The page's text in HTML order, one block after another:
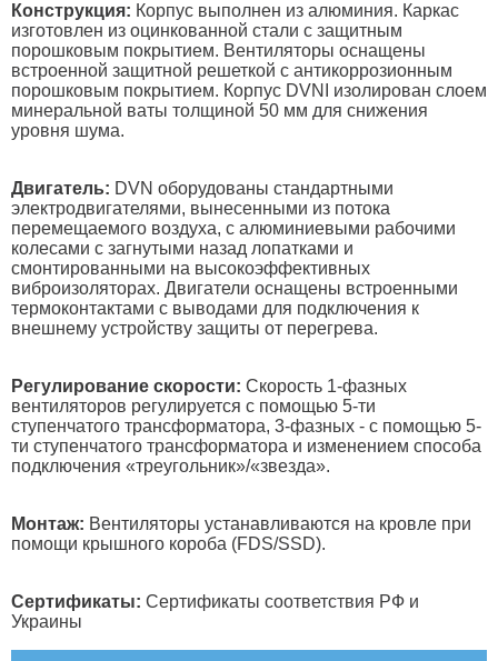
Конструкция: Корпус выполнен из алюминия. Каркас
изготовлен из оцинкованной стали с защитным
порошковым покрытием. Вентиляторы оснащены
встроенной защитной решеткой с антикоррозионным
порошковым покрытием. Корпус DVNI изолирован слоем
минеральной ваты толщиной 50 мм для снижения
уровня шума.
Двигатель: DVN оборудованы стандартными
электродвигателями, вынесенными из потока
перемещаемого воздуха, с алюминиевыми рабочими
колесами с загнутыми назад лопатками и
смонтированными на высокоэффективных
виброизоляторах. Двигатели оснащены встроенными
термоконтактами с выводами для подключения к
внешнему устройству защиты от перегрева.
Регулирование скорости: Скорость 1-фазных
вентиляторов регулируется с помощью 5-ти
ступенчатого трансформатора, 3-фазных - с помощью 5-
ти ступенчатого трансформатора и изменением способа
подключения «треугольник»/«звезда».
Монтаж: Вентиляторы устанавливаются на кровле при
помощи крышного короба (FDS/SSD).
Сертификаты: Сертификаты соответствия РФ и
Украины